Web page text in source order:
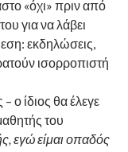
«όχι» πριν από
για να λάβει
εκδηλώσεις,
ισορροπιστή
ο ίδιος θα έλεγε
του
εγώ είμαι οπαδός